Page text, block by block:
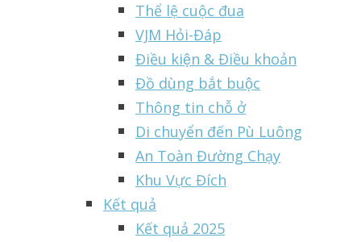
Thể lệ cuộc đua
VJM Hỏi-Đáp
Điều kiện & Điều khoản
Đồ dùng bắt buộc
Thông tin chỗ ở
Di chuyển đến Pù Luông
An Toàn Đường Chạy
Khu Vực Đích
Kết quả
Kết quả 2025